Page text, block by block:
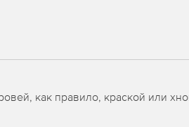
как правило, краской или